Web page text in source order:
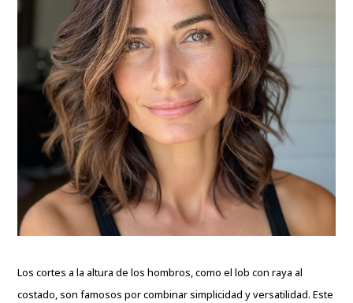
Los cortes a la altura de los hombros, como el lob con raya al
costado, son famosos por combinar simplicidad y versatilidad. Este